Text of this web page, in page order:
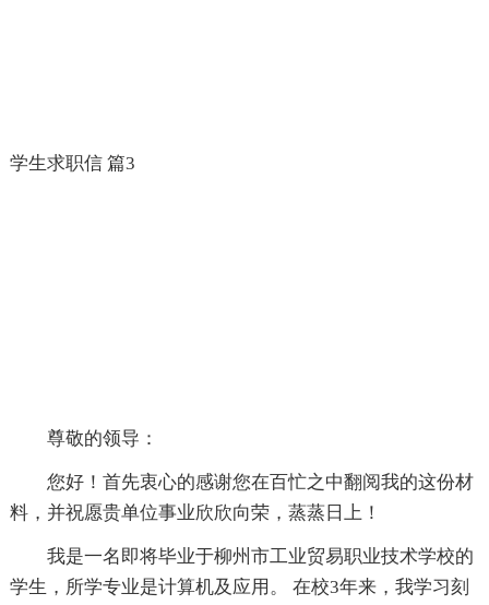
学生求职信 篇3
尊敬的领导：
您好！首先衷心的感谢您在百忙之中翻阅我的这份材
料，并祝愿贵单位事业欣欣向荣，蒸蒸日上！
我是一名即将毕业于柳州市工业贸易职业技术学校的
学生，所学专业是计算机及应用。 在校3年来，我学习刻